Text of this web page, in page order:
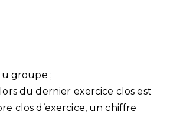
groupe ;
du dernier exercice clos est
clos d’exercice, un chiffre